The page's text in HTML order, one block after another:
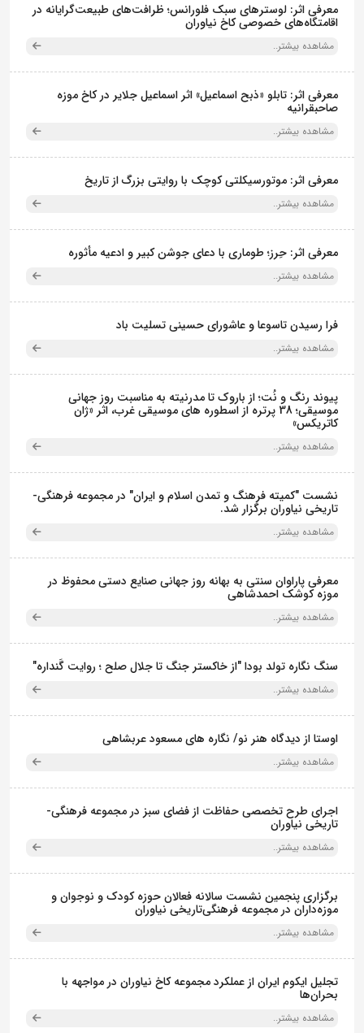
معرفی اثر: لوسترهای سبک فلورانس؛ ظرافت‌های طبیعت‌گرایانه در
اقامتگاه‌های خصوصی کاخ نیاوران
مشاهده بیشتر..
معرفی اثر: تابلو «ذبح اسماعیل» اثر اسماعیل جلایر در کاخ موزه
صاحبقرانیه
مشاهده بیشتر..
معرفی اثر: موتورسیکلتی کوچک با روایتی بزرگ از تاریخ
مشاهده بیشتر..
معرفی اثر: حِرز؛ طوماری با دعای جوشن کبیر و ادعیه مأثوره
مشاهده بیشتر..
فرا رسیدن تاسوعا و عاشورای حسینی تسلیت باد
مشاهده بیشتر..
پیوند رنگ و نُت؛ از باروک تا مدرنیته به مناسبت روز جهانی
موسیقی؛ 38 پرتره از اسطوره های موسیقی غرب، اثر «ژان
کاتریکس»
مشاهده بیشتر..
نشست "کمیته فرهنگ و تمدن اسلام و ایران" در مجموعه فرهنگی‌-
تاریخی نیاوران برگزار شد.
مشاهده بیشتر..
معرفی پاراوان سنتی به بهانه روز جهانی صنایع دستی محفوظ در
موزه کوشک احمدشاهی
مشاهده بیشتر..
سنگ نگاره تولد بودا "از خاکستر جنگ تا جلال صلح ؛ روایت گَنداره"
مشاهده بیشتر..
اوستا از دیدگاه هنر نو/ نگاره های مسعود عربشاهی
مشاهده بیشتر..
اجرای طرح تخصصی حفاظت از فضای سبز در مجموعه فرهنگی-
تاریخی نیاوران
مشاهده بیشتر..
برگزاری پنجمین نشست سالانه فعالان حوزه کودک و نوجوان و
موزه‌داران در مجموعه فرهنگی‌تاریخی نیاوران
مشاهده بیشتر..
تجلیل ایکوم ایران از عملکرد مجموعه کاخ نیاوران در مواجهه با
بحران‌ها
مشاهده بیشتر..